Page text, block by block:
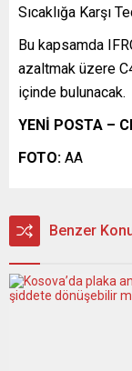
Sıcaklığa Karşı
Bu kapsamda
azaltmak üzere
içinde bulunacak.
YENİ POSTA –
FOTO: AA
Benzer